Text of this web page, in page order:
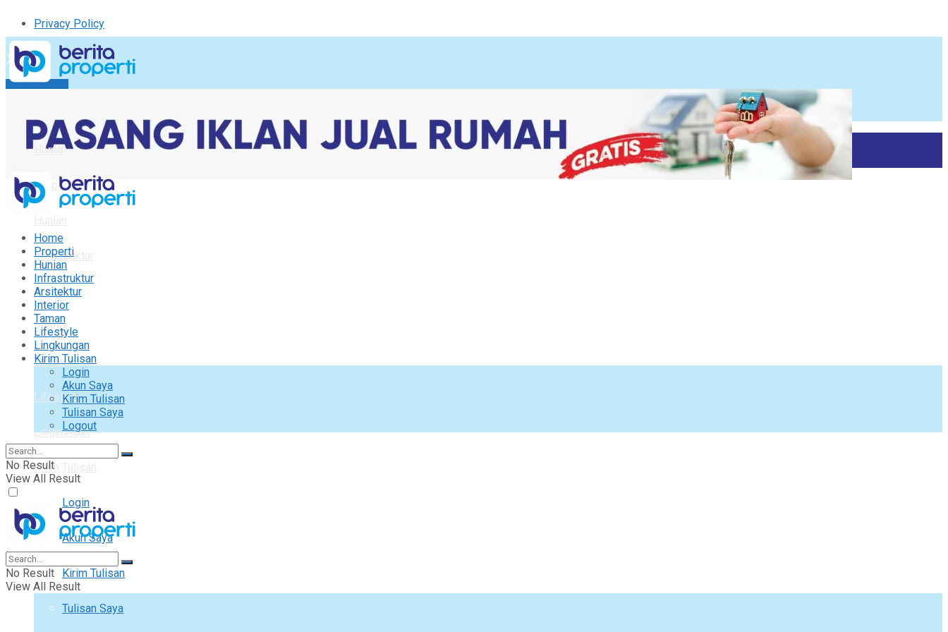
Privacy Policy
Kirim Tulisan
Logout
Home
Properti
Infrastruktur
Arsitektur
Interior
Taman
Lifestyle
Lingkungan
Kirim Tulisan
Login
Akun Saya
Kirim Tulisan
Tulisan Saya
Home
Properti
Hunian
Infrastruktur
Arsitektur
Interior
Taman
Lifestyle
Lingkungan
Kirim Tulisan
Login
Akun Saya
Kirim Tulisan
Tulisan Saya
Logout
No Result
View All Result
No Result
View All Result